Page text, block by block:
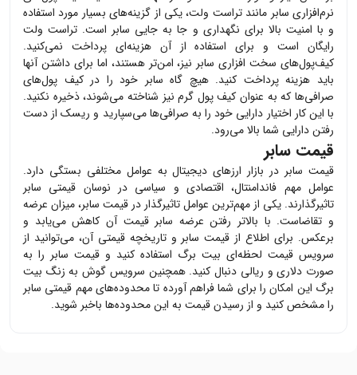
نرم‌افزاری سابر مانند تراست ولت، یکی از گزینه‌های بسیار مورد استفاده
و با امنیت بالا برای نگهداری و جا به جایی سابر است. تراست ولت
رایگان است و برای استفاده از آن هزینه‌ای پرداخت نمی‌کنید.
کیف‌پول‌های سخت افزاری سابر نیز، امن‌تر هستند، اما برای داشتن آنها
باید هزینه پرداخت کنید. هیچ گاه سابر خود را در کیف پول‌های
صرافی‌ها که به عنوان کیف پول گرم نیز شناخته می‌شوند، ذخیره نکنید.
با این کار اختیار دارایی خود را به صرافی‌ها می‌سپارید و ریسک از دست
رفتن دارایی شما بالا می‌رود.
قیمت سابر
قیمت سابر در بازار ارزهای دیجیتال به عوامل مختلفی بستگی دارد.
عوامل مهم فاندامنتال، اقتصادی و سیاسی در نوسان قیمتی سابر
تاثیرگذارند. یکی از مهم‌ترین عوامل تاثیرگذار در قیمت سابر، میزان عرضه
و تقاضاست. با بالاتر رفتن عرضه سابر قیمت آن کاهش می‌یابد و
برعکس. برای اطلاع از قیمت سابر و تاریخچه قیمتی آن، می‌توانید از
سرویس قیمت لحظه‌ای بیت برگ استفاده کنید و قیمت سابر را به
صورت دلاری و ریالی دنبال کنید. همچنین سرویس گوش به زنگ بیت
برگ این امکان را برای شما فراهم آورده تا محدوده‌های مهم قیمتی سابر
را مشخص کنید و از رسیدن قیمت به این محدوده‌ها باخبر شوید.